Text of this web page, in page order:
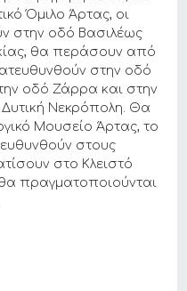
Όμιλο Άρτας, οι
στην οδό Βασιλέως
θα περάσουν από
στην οδό
οδό Ζάρρα και στην
Νεκρόπολη. Θα
Μουσείο Άρτας, το
στους
στο Κλειστό
πραγματοποιούνται